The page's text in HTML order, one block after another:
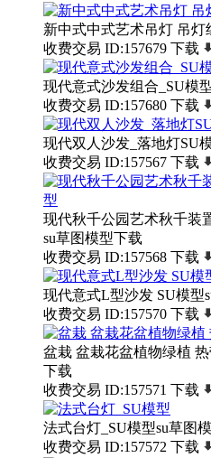
新中式中式艺术吊灯 吊灯
收费交易 ID:157679 下载
现代意式沙发组合_SU模
收费交易 ID:157680 下载
现代双人沙发_落地灯SU
收费交易 ID:157567 下载
现代秋千公园艺术秋千装
su草图模型下载
收费交易 ID:157568 下载
现代意式L型沙发 SU模型
收费交易 ID:157570 下载
盆栽 盆栽花盆植物绿植
下载
收费交易 ID:157571 下载
法式台灯_SU模型su草图
收费交易 ID:157572 下载